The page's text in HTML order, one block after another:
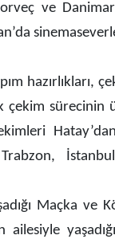
ve
hazırlıkları,
çekim sürecinin
Maçka ve